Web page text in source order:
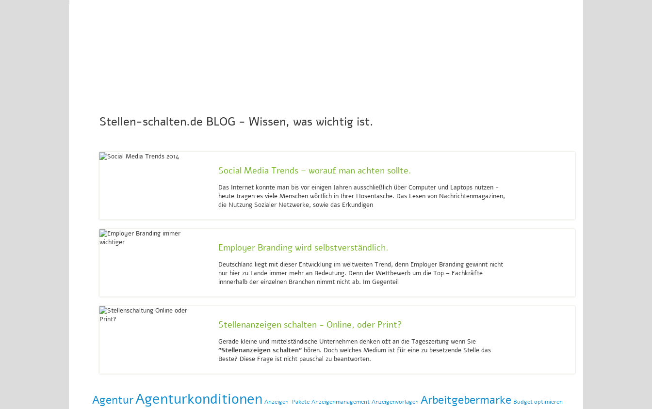
Stellen-schalten.de BLOG - Wissen, was wichtig ist.
Social Media Trends – worauf man achten sollte.
Das Internet konnte man bis vor einigen Jahren ausschließlich über Computer und Laptops nutzen -
heute tragen es viele Menschen wörtlich in Ihrer Hosentasche. Das Lesen von Nachrichtenmagazinen,
die Nutzung Sozialer Netzwerke, sowie das Erkundigen
Employer Branding wird selbstverständlich.
Deutschland liegt mit dieser Entwicklung im weltweiten Trend, denn Employer Branding gewinnt nicht
nur hier zu Lande immer mehr an Bedeutung. Denn der Wettbewerb um die Top – Fachkräfte
innnerhalb der einzelnen Branchen nimmt nicht ab. Im Gegenteil
Stellenanzeigen schalten - Online, oder Print?
Gerade kleine und mittelständische Unternehmen denken oft an die Tageszeitung wenn Sie
"Stellenanzeigen schalten"hören. Doch welches Medium ist für eine zu besetzende Stelle das
Beste? Diese Frage ist nicht pauschal zu beantworten.
AgenturAgenturkonditionen Anzeigen-Pakete Anzeigenmanagement Anzeigenvorlagen Arbeitgebermarke Budget optimieren